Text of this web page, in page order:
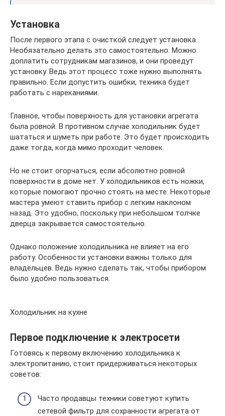
Установка
После первого этапа с очисткой следует установка.
Необязательно делать это самостоятельно. Можно
доплатить сотрудникам магазинов, и они проведут
установку. Ведь этот процесс тоже нужно выполнять
правильно. Если допустить ошибки, техника будет
работать с нареканиями.
Главное, чтобы поверхность для установки агрегата
была ровной. В противном случае холодильник будет
шататься и шуметь при работе. Это будет происходить
даже тогда, когда мимо проходит человек.
Но не стоит огорчаться, если абсолютно ровной
поверхности в доме нет. У холодильников есть ножки,
которые помогают прочно стоять на месте. Некоторые
мастера умеют ставить прибор с легким наклоном
назад. Это удобно, поскольку при небольшом толчке
дверца закрывается самостоятельно.
Однако положение холодильника не влияет на его
работу. Особенности установки важны только для
владельцев. Ведь нужно сделать так, чтобы прибором
было удобно пользоваться.
Холодильник на кухне
Первое подключение к электросети
Готовясь к первому включению холодильника к
электропитанию, стоит придерживаться некоторых
советов:
Часто продавцы техники советуют купить
сетевой фильтр для сохранности агрегата от